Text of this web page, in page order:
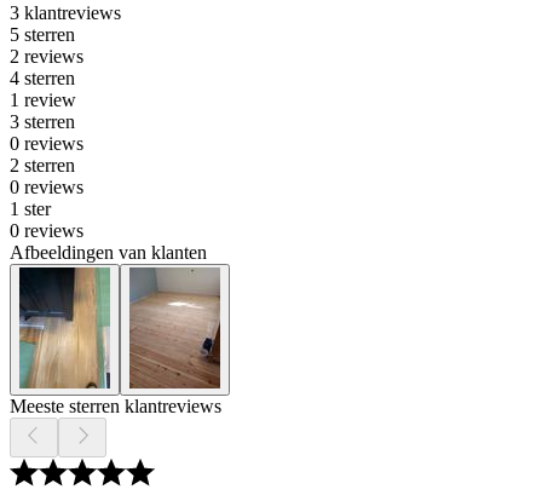
3 klantreviews
5 sterren
2 reviews
4 sterren
1 review
3 sterren
0 reviews
2 sterren
0 reviews
1 ster
0 reviews
Afbeeldingen van klanten
Meeste sterren klantreviews